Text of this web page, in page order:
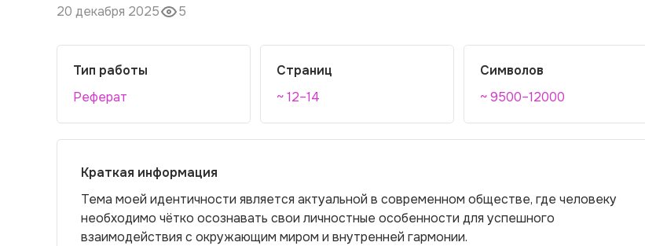
20 декабря 2025 5
Тип работы
Реферат
Страниц
~ 12–14
Символов
~ 9500–12000
Краткая информация
Тема моей идентичности является актуальной в современном обществе, где человеку
необходимо чётко осознавать свои личностные особенности для успешного
взаимодействия с окружающим миром и внутренней гармонии.